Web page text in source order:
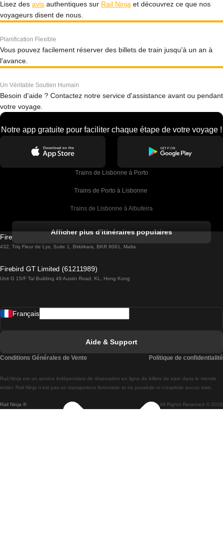
Lisez des avis authentiques sur Rail Ninja et découvrez ce que nos
voyageurs disent de nous.
Planification Flexible
Vous pouvez facilement réserver des billets de train jusqu'à un an à
l'avance.
Un Véritable Soutien Humain
Besoin d'aide ? Contactez notre service d'assistance avant ou pendant
votre voyage.
Notre app gratuite pour faciliter chaque étape de votre voyage !
Trains de Lisbonne à Porto
Trains de Porto à Lisbonne
Trains de Lisbonne à Albufeira
Trains de Lisbonne à Lagos
Trains de Lisbonne à Madrid
Trains de Lisbonne à Braga
Trains de Braga à Lisbonne
Afficher plus d'itinéraires populaires
Firebird GT Limited (OC 1451)
432, Triq Fleur de Lys, Suite 1, Birkirkara, BKR 9061, Malta
Firebird GT Limited (61211989)
Unit G 15/F Tal Building 49 Austin Road, KL, Hong Kong
Rail Ninja ® All Rights Reserved © 2026
Rail.Ninja est un service indépendant de réservation en ligne de billets de train dans le monde
entier. Rail Ninja n'est pas un transporteur ferroviaire et ne possède ni n'exploite aucun train.
Français
Aide & Support
Conditions Générales de Vente Politique de confidentialité